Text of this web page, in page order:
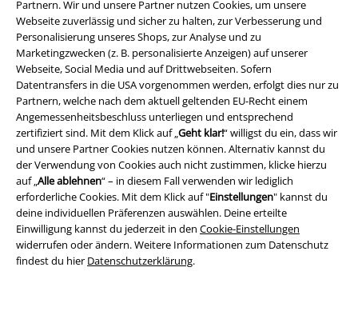
Partnern. Wir und unsere Partner nutzen Cookies, um unsere
Webseite zuverlässig und sicher zu halten, zur Verbesserung und
Personalisierung unseres Shops, zur Analyse und zu
Marketingzwecken (z. B. personalisierte Anzeigen) auf unserer
Webseite, Social Media und auf Drittwebseiten. Sofern
Datentransfers in die USA vorgenommen werden, erfolgt dies nur zu
Partnern, welche nach dem aktuell geltenden EU-Recht einem
Angemessenheitsbeschluss unterliegen und entsprechend
zertifiziert sind. Mit dem Klick auf „Geht klar!“ willigst du ein, dass wir
und unsere Partner Cookies nutzen können. Alternativ kannst du
der Verwendung von Cookies auch nicht zustimmen, klicke hierzu
auf „Alle ablehnen“ – in diesem Fall verwenden wir lediglich
erforderliche Cookies. Mit dem Klick auf "Einstellungen" kannst du
deine individuellen Präferenzen auswählen. Deine erteilte
Einwilligung kannst du jederzeit in den Cookie-Einstellungen
widerrufen oder ändern. Weitere Informationen zum Datenschutz
findest du hier Datenschutzerklärung.
AGB
Impressum
Datenschutz
Entsorgung und Umweltschutz
Konformitätserklärung
Information zur Barrierefreiheit
Cookie-Einstellungen
Vertrag widerrufen